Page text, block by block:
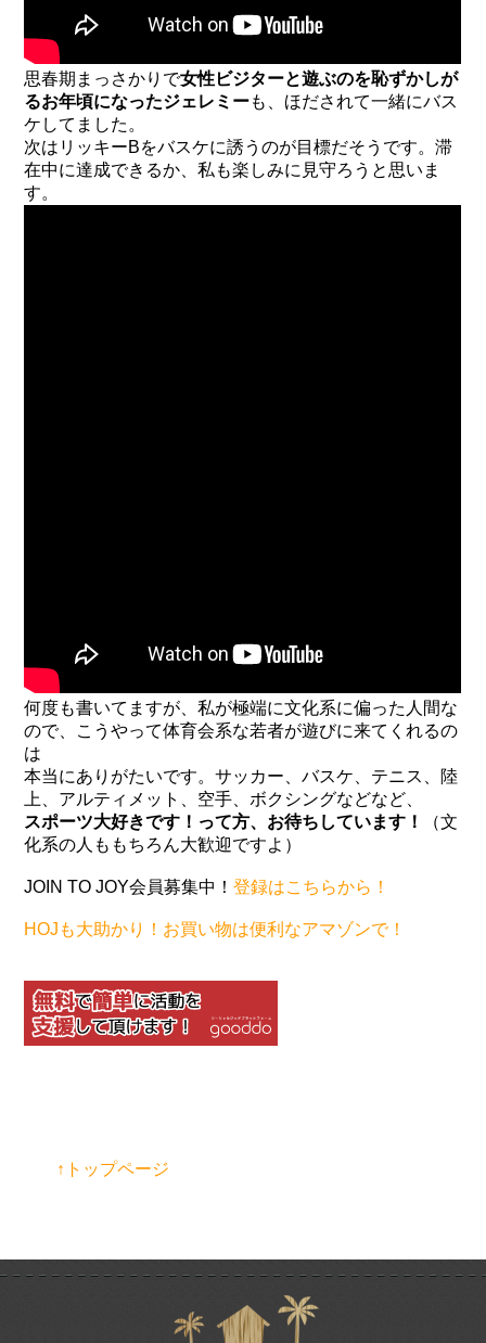
思春期まっさかりで女性ビジターと遊ぶのを恥ずかしが
るお年頃になったジェレミーも、ほだされて一緒にバス
ケしてました。
次はリッキーBをバスケに誘うのが目標だそうです。滞
在中に達成できるか、私も楽しみに見守ろうと思いま
す。
何度も書いてますが、私が極端に文化系に偏った人間な
ので、こうやって体育会系な若者が遊びに来てくれるの
は
本当にありがたいです。サッカー、バスケ、テニス、陸
上、アルティメット、空手、ボクシングなどなど、
スポーツ大好きです！って方、お待ちしています！
（文
化系の人ももちろん大歓迎ですよ）
JOIN TO JOY会員募集中！登録はこちらから！
HOJも大助かり！お買い物は便利なアマゾンで！
↑トップページ